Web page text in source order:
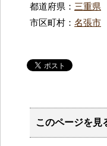
都道府県： 三重県
市区町村： 名張市
このページを見